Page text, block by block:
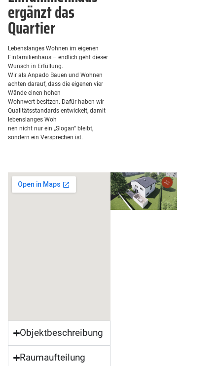
ergänzt das
Quartier
Lebenslanges Wohnen im eigenen
Einfamilienhaus – endlich geht dieser
Wunsch in Erfüllung.
Wir als Anpado Bauen und Wohnen
achten darauf, dass die eigenen vier
Wände einen hohen
Wohnwert besitzen. Dafür haben wir
Qualitätsstandards entwickelt, damit
lebenslanges Woh
nen nicht nur ein „Slogan“ bleibt,
sondern ein Versprechen ist.
Objektbeschreibung
Raumaufteilung